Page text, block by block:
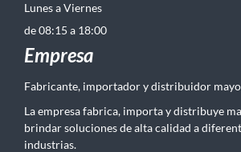
Lunes a Viernes
de 08:15 a 18:00
Empresa
Fabricante, importador y distribuidor
La empresa fabrica, importa y distribuye
brindar soluciones de alta calidad a
industrias.